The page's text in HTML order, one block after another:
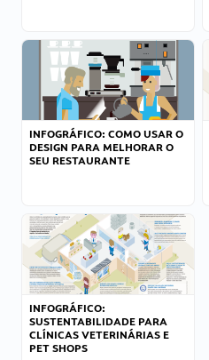
INFOGRÁFICO: COMO USAR O
DESIGN PARA MELHORAR O
SEU RESTAURANTE
INFOGRÁFICO:
SUSTENTABILIDADE PARA
CLÍNICAS VETERINÁRIAS E
PET SHOPS